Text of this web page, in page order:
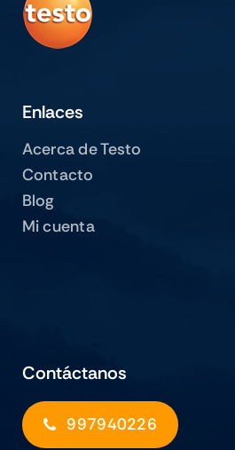
Enlaces
Acerca de Testo
Contacto
Blog
Mi cuenta
Contáctanos
997940226